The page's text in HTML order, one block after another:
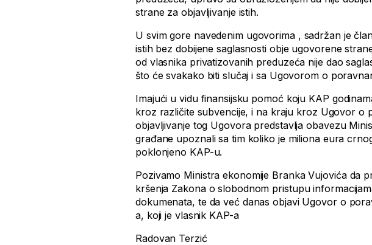
strane za objavljivanje istih.
U svim gore navedenim ugovorima , sadržan je
istih bez dobijene saglasnosti obje ugovorene
od vlasnika privatizovanih preduzeća nije dao
što će svakako biti slučaj i sa Ugovorom o
Imajući u vidu finansijsku pomoć koju KAP
kroz različite subvencije, i na kraju kroz Ugovor o
objavljivanje tog Ugovora predstavlja obavezu
građane upoznali sa tim koliko je miliona eura
poklonjeno KAP-u.
Pozivamo Ministra ekonomije Branka Vujovića da
kršenja Zakona o slobodnom pristupu
dokumenata, te da već danas objavi Ugovor o
a, koji je vlasnik KAP-a
Radovan Terzić